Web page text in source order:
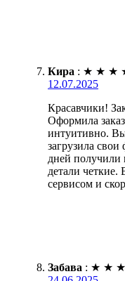
Кира : ★ ★ ★
12.07.2025
Красавчики!
Оформила
интуитивно.
загрузила свои
дней получили
детали
сервисом и
Забава : ★ ★ ★